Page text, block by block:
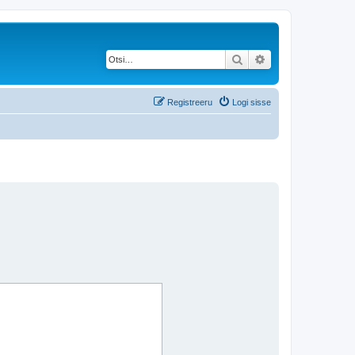
Otsi
Logi sisse
Registreeru